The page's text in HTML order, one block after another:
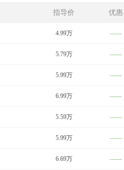
指导价 优惠
4.99万 ------
5.79万 ------
5.99万 ------
6.99万 ------
5.59万 ------
5.99万 ------
6.69万 ------